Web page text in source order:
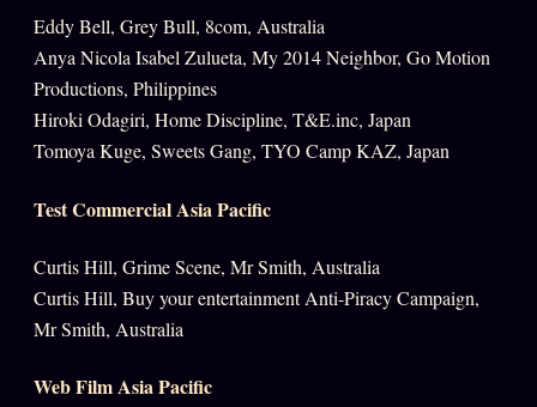
Eddy Bell, Grey Bull, 8com, Australia
Anya Nicola Isabel Zulueta, My 2014 Neighbor, Go Motion
Productions, Philippines
Hiroki Odagiri, Home Discipline, T&E.inc, Japan
Tomoya Kuge, Sweets Gang, TYO Camp KAZ, Japan
Test Commercial Asia Pacific
Curtis Hill, Grime Scene, Mr Smith, Australia
Curtis Hill, Buy your entertainment Anti-Piracy Campaign,
Mr Smith, Australia
Web Film Asia Pacific